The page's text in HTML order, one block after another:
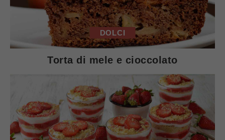
DOLCI
Torta di mele e cioccolato